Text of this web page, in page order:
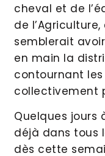
cheval et de
de
semblerait
en main la
contournant
collectivement
Quelques jours
déjà dans tous
dès cette